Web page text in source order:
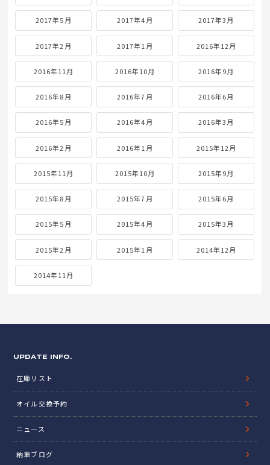
2017年5月 2017年4月 2017年3月
2017年2月 2017年1月 2016年12月
2016年11月 2016年10月 2016年9月
2016年8月 2016年7月 2016年6月
2016年5月 2016年4月 2016年3月
2016年2月 2016年1月 2015年12月
2015年11月 2015年10月 2015年9月
2015年8月 2015年7月 2015年6月
2015年5月 2015年4月 2015年3月
2015年2月 2015年1月 2014年12月
2014年11月
UPDATE INFO.
在庫リスト
オイル交換予約
ニュース
納車ブログ